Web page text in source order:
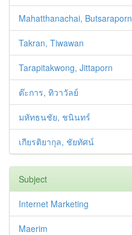
Mahatthanachai, Butsaraporn
Takran, Tiwawan
Tarapitakwong, Jittaporn
ต๊ะการ, ทิวาวัลย์
มหัทธนชัย, ชนินทร์
เกียรติยากุล, ชัยทัศน์
Subject
Internet Marketing
Maerim